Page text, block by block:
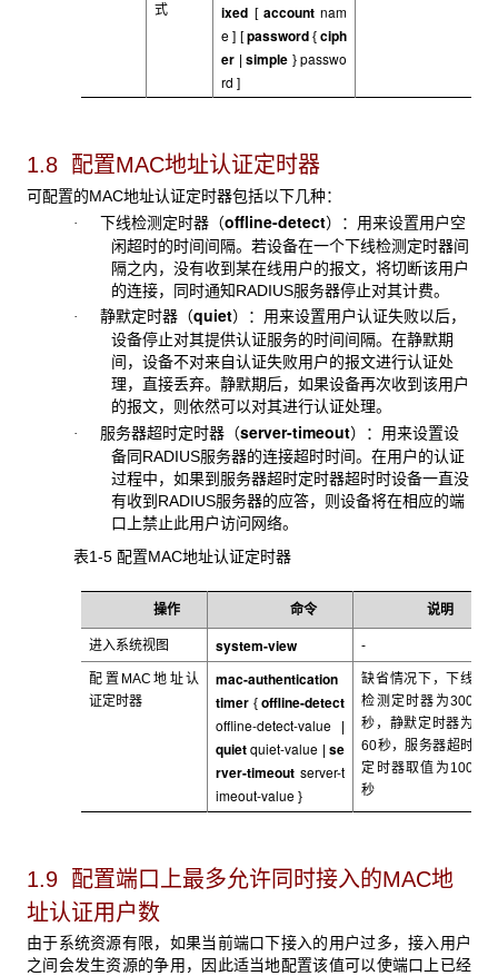
式
ixed [ account nam
e ] [password{ ciph
er |simple } passwo
rd ]
1.8 配置MAC地址认证定时器
可配置的MAC地址认证定时器包括以下几种：
· 下线检测定时器（offline-detect）：用来设置用户空
闲超时的时间间隔。若设备在一个下线检测定时器间
隔之内，没有收到某在线用户的报文，将切断该用户
的连接，同时通知RADIUS服务器停止对其计费。
· 静默定时器（quiet）：用来设置用户认证失败以后，
设备停止对其提供认证服务的时间间隔。在静默期
间，设备不对来自认证失败用户的报文进行认证处
理，直接丢弃。静默期后，如果设备再次收到该用户
的报文，则依然可以对其进行认证处理。
· 服务器超时定时器（server-timeout）：用来设置设
备同RADIUS服务器的连接超时时间。在用户的认证
过程中，如果到服务器超时定时器超时时设备一直没
有收到RADIUS服务器的应答，则设备将在相应的端
口上禁止此用户访问网络。
表1-5 配置MAC地址认证定时器
操作 命令 说明
进入系统视图 system-view -
配置MAC 地址认
证定时器
mac-authentication
timer { offline-detect
offline-detect-value
quiet quiet-value se
rver-timeout server-t
imeout-value }
缺省情况下，下线
检测定时器为300
秒，静默定时器为
60秒，服务器超时
定时器取值为100
秒
1.9 配置端口上最多允许同时接入的MAC地
址认证用户数
由于系统资源有限，如果当前端口下接入的用户过多，接入用户
之间会发生资源的争用，因此适当地配置该值可以使端口上已经